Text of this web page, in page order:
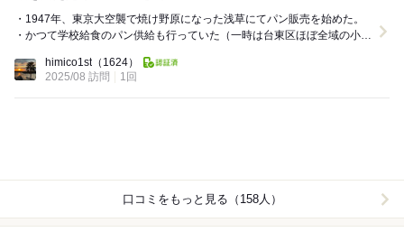
・1947年、東京大空襲で焼け野原になった浅草にてパン販売を始めた。
・かつて学校給食のパン供給も行っていた（一時は台東区ほぼ全域の小中
himico1st （1624）
2025/08 訪問
1回
口コミをもっと見る（158人）